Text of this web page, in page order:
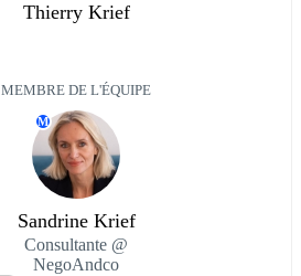
Thierry Krief
MEMBRE DE L'ÉQUIPE
M
Sandrine Krief
Consultante @
NegoAndco